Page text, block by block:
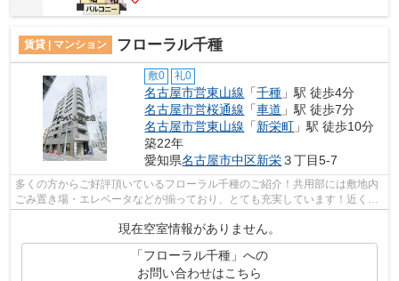
賃貸 | マンション フローラル千種
敷0 礼0
名古屋市営東山線 「千種 」駅 徒歩4分
名古屋市営桜通線 「車道 」駅 徒歩7分
名古屋市営東山線 「新栄町 」駅 徒歩10分
築22年
愛知県名古屋市中区新栄３丁目5-7
多くの方からご好評頂いているフローラル千種のご紹介！共用部には敷地内
ごみ置き場・エレベータなどが揃っており、とても充実しています！近くに
2駅ある、アクセスが良い物件です！徒...
現在空室情報がありません。
「フローラル千種」への
お問い合わせはこちら